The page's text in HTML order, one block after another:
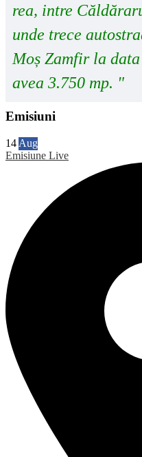
rea, intre
unde trece
Moș Zamfir la
avea 3.750 mp. "
Emisiuni
14 Aug
Emisiune Live